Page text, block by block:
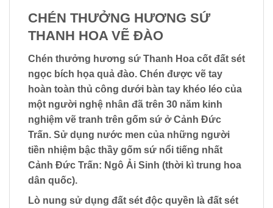
CHÉN THƯỞNG HƯƠNG SỨ
THANH HOA VẼ ĐÀO
Chén thưởng hương sứ Thanh Hoa cốt đất sét
ngọc bích họa quả đào. Chén được vẽ tay
hoàn toàn thủ công dưới bàn tay khéo léo của
một người nghệ nhân đã trên 30 năm kinh
nghiệm vẽ tranh trên gốm sứ ở Cảnh Đức
Trấn. Sử dụng nước men của những người
tiền nhiệm bậc thầy gốm sứ nổi tiếng nhất
Cảnh Đức Trấn: Ngô Ải Sinh (thời kì trung hoa
dân quốc).
Lò nung sử dụng đất sét độc quyền là đất sét